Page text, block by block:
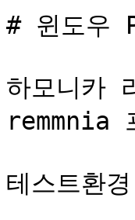
# 윈도우
하모니카
remmnia
테스트환